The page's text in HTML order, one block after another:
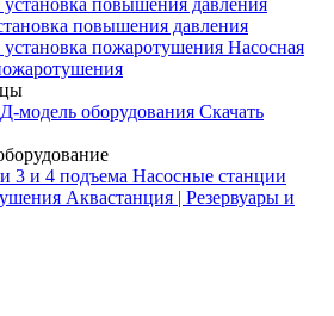
повышения давления
Насосная
модель оборудования Скачать
3 и 4 подъема Насосные станции
Аквастанция | Резервуары и